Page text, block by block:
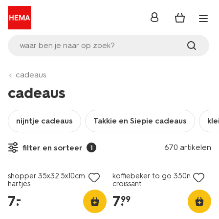
waar ben je naar op zoek?
inloggen
cadeaus
cadeaus
nijntje cadeaus Takkie en Siepie cadeaus
filter en sorteer 1 670 artikelen
laag geprijsd
shopper 35x32.5x10cm
hartjes
7.
–
koffiebeker to go 350ml rvs
croissant
7.
99